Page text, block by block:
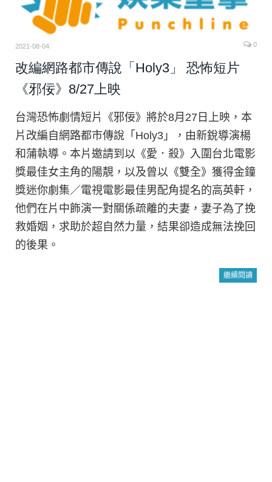
2021-08-04 0
改編網路都市傳說「Holy3」 恐怖短片
《邪佞》8/27上映
台灣恐怖劇情短片《邪佞》將於8月27日上映，本
片改編自網路都市傳說「Holy3」，由新銳導演楊
和蒲執導。本片邀請到以《愛．殺》入圍台北電影
獎最佳女主角的陽靚，以及曾以《雙全》獲得金鐘
獎迷你劇集／電視電影最佳男配角提名的高英軒，
他們在片中飾演一對關係疏離的夫妻，妻子為了挽
救婚姻，求助於超自然力量，結果卻造成無法挽回
的後果。
繼續閱讀